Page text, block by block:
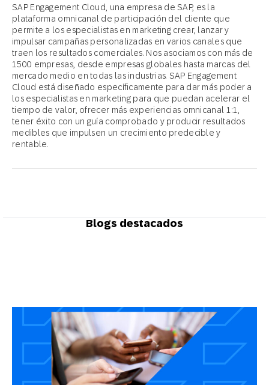
SAP Engagement Cloud, una empresa de SAP, es la
plataforma omnicanal de participación del cliente que
permite a los especialistas en marketing crear, lanzar y
impulsar campañas personalizadas en varios canales que
traen los resultados comerciales. Nos asociamos con más de
1500 empresas, desde empresas globales hasta marcas del
mercado medio en todas las industrias. SAP Engagement
Cloud está diseñado específicamente para dar más poder a
los especialistas en marketing para que puedan acelerar el
tiempo de valor, ofrecer más experiencias omnicanal 1:1,
tener éxito con un guía comprobado y producir resultados
medibles que impulsen un crecimiento predecible y
rentable.
Blogs destacados